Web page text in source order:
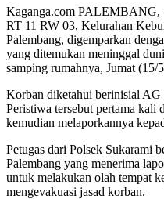
Kaganga.com PALEMBANG,
RT 11 RW 03, Kelurahan
Palembang, digemparkan
yang ditemukan meninggal
samping rumahnya, Jumat
Korban diketahui berinisial AG
Peristiwa tersebut pertama kali
kemudian melaporkannya
Petugas dari Polsek Sukarami
Palembang yang menerima
untuk melakukan olah tempat
mengevakuasi jasad korban.